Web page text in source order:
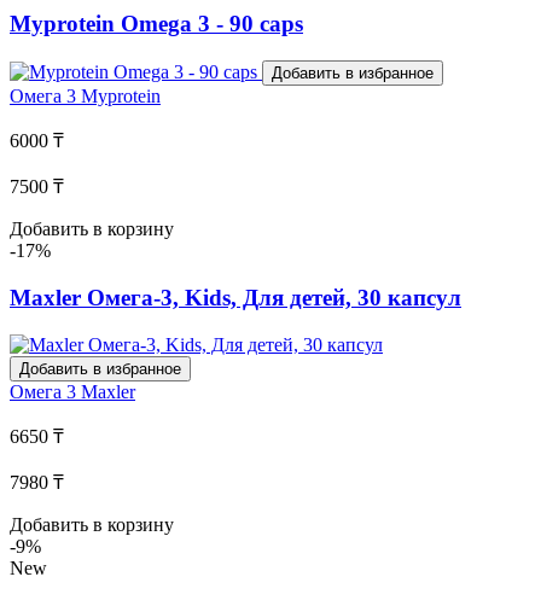
Myprotein Omega 3 - 90 caps
Добавить в избранное
Омега 3 Myprotein
6000 ₸
7500 ₸
Добавить в корзину
-17%
Maxler Омега-3, Kids, Для детей, 30 капсул
Добавить в избранное
Омега 3 Maxler
6650 ₸
7980 ₸
Добавить в корзину
-9%
New